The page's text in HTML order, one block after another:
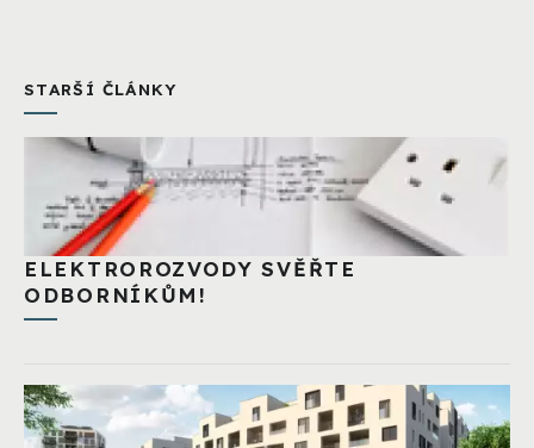
STARŠÍ ČLÁNKY
ELEKTROROZVODY SVĚŘTE
ODBORNÍKŮM!